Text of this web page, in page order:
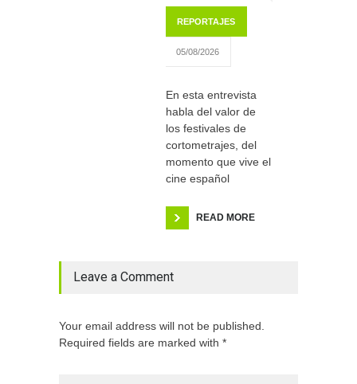
REPORTAJES
05/08/2026
En esta entrevista
habla del valor de
los festivales de
cortometrajes, del
momento que vive el
cine español
READ MORE
Leave a Comment
Your email address will not be published.
Required fields are marked with *